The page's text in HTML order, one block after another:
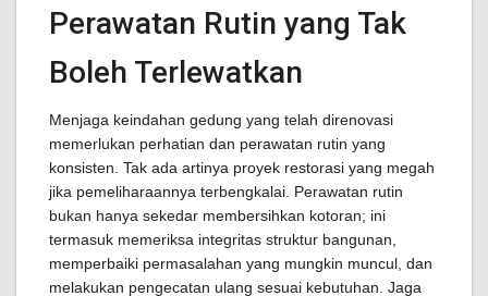
Perawatan Rutin yang Tak
Boleh Terlewatkan
Menjaga keindahan gedung yang telah direnovasi
memerlukan perhatian dan perawatan rutin yang
konsisten. Tak ada artinya proyek restorasi yang megah
jika pemeliharaannya terbengkalai. Perawatan rutin
bukan hanya sekedar membersihkan kotoran; ini
termasuk memeriksa integritas struktur bangunan,
memperbaiki permasalahan yang mungkin muncul, dan
melakukan pengecatan ulang sesuai kebutuhan. Jaga